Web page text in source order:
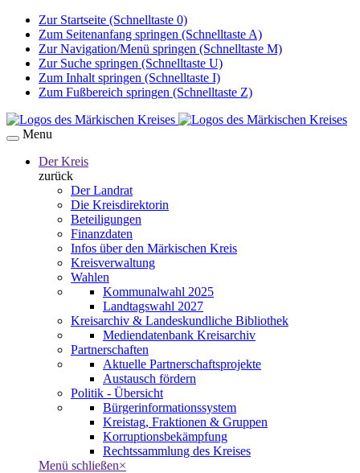
Zur Startseite (Schnelltaste 0)
Zum Seitenanfang springen (Schnelltaste A)
Zur Navigation/Menü springen (Schnelltaste M)
Zur Suche springen (Schnelltaste U)
Zum Inhalt springen (Schnelltaste I)
Zum Fußbereich springen (Schnelltaste Z)
Menu
Der Kreis
zurück
Der Landrat
Die Kreisdirektorin
Beteiligungen
Finanzdaten
Infos über den Märkischen Kreis
Kreisverwaltung
Wahlen
Kommunalwahl 2025
Landtagswahl 2027
Kreisarchiv & Landeskundliche Bibliothek
Mediendatenbank Kreisarchiv
Partnerschaften
Aktuelle Partnerschaftsprojekte
Austausch fördern
Politik - Übersicht
Bürgerinformationssystem
Kreistag, Fraktionen & Gruppen
Korruptionsbekämpfung
Rechtssammlung des Kreises
Menü schließen×